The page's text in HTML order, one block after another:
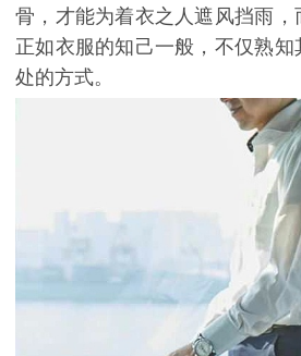
骨，才能为着衣之人遮风挡雨，
正如衣服的知己一般，不仅熟知
处的方式。